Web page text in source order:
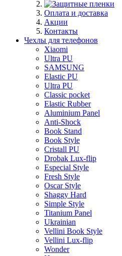
Оплата и доставка
Акции
Контакты
Чехлы для телефонов
Xiaomi
Ultra PU
SAMSUNG
Elastic PU
Ultra PU
Classic pocket
Elastic Rubber
Aluminium Panel
Anti-Shock
Book Stand
Book Style
Cristall PU
Drobak Lux-flip
Especial Style
Fresh Style
Oscar Style
Shaggy Hard
Simple Style
Titanium Panel
Ukrainian
Vellini Book Style
Vellini Lux-flip
Wonder